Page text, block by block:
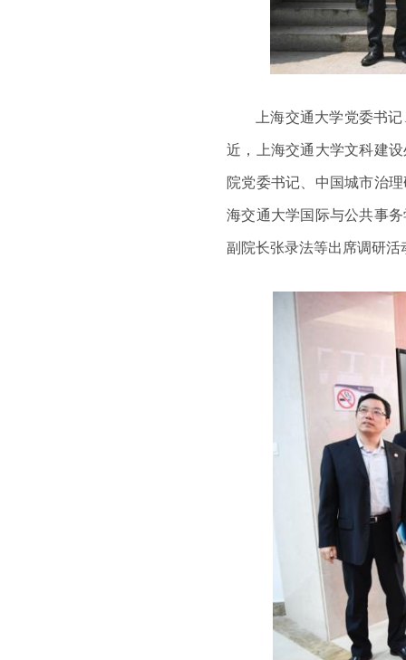
上海交通大学党委书
近，上海交通大学文科建
院党委书记、中国城市治
海交通大学国际与公共事
副院长张录法等出席调研活